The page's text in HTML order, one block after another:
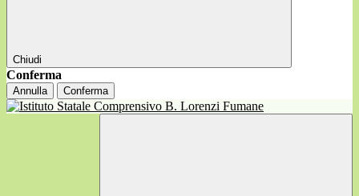
Chiudi
Conferma
Annulla Conferma